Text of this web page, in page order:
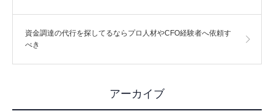
資金調達の代行を探してるならプロ人材やCFO経験者へ依頼す
べき
アーカイブ